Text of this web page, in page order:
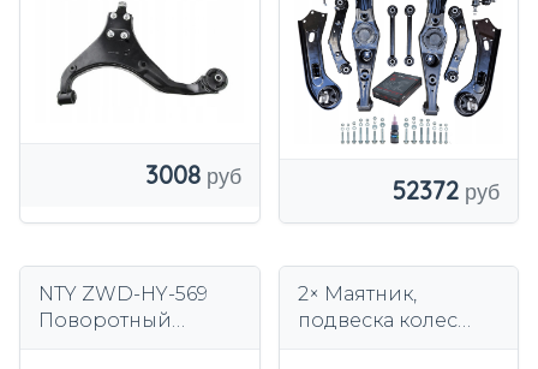
3008
ВИНТЫ 4x4
52372
NTY ZWD-HY-569
Поворотный
2× Маятник,
подвеска колес